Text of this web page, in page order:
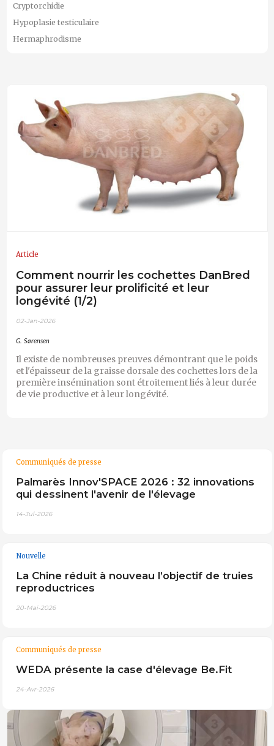
Cryptorchidie
Hypoplasie testiculaire
Hermaphrodisme
Article
Comment nourrir les cochettes DanBred
pour assurer leur prolificité et leur
longévité (1/2)
02-Jan-2026
G. Sørensen
Il existe de nombreuses preuves démontrant que le poids
et l'épaisseur de la graisse dorsale des cochettes lors de la
première insémination sont étroitement liés à leur durée
de vie productive et à leur longévité.
Communiqués de presse
Palmarès Innov'SPACE 2026 : 32 innovations
qui dessinent l'avenir de l'élevage
14-Jul-2026
Nouvelle
La Chine réduit à nouveau l’objectif de truies
reproductrices
20-Mai-2026
Communiqués de presse
WEDA présente la case d'élevage Be.Fit
24-Avr-2026